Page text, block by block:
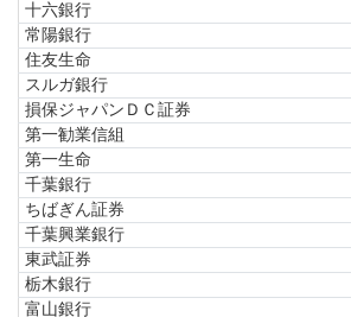
十六銀行
常陽銀行
住友生命
スルガ銀行
損保ジャパンＤＣ証券
第一勧業信組
第一生命
千葉銀行
ちばぎん証券
千葉興業銀行
東武証券
栃木銀行
富山銀行